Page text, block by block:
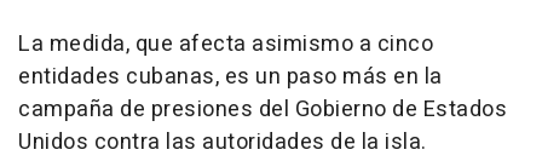
La medida, que afecta asimismo a cinco
entidades cubanas, es un paso más en la
campaña de presiones del Gobierno de Estados
Unidos contra las autoridades de la isla.